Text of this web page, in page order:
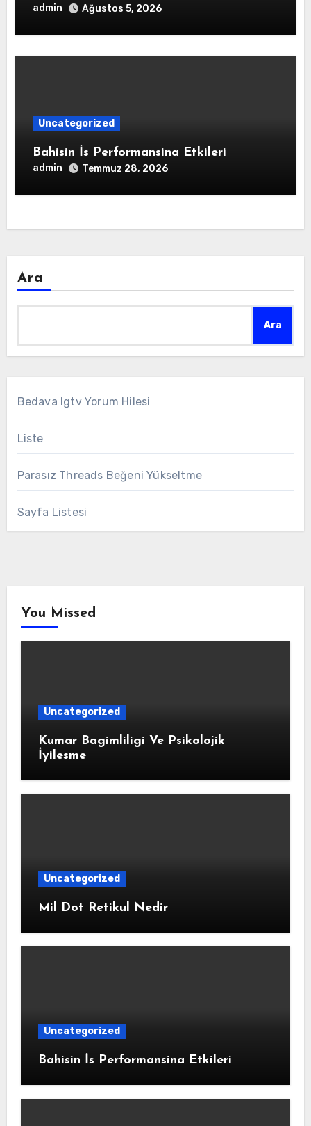
admin Ağustos 5, 2026
Uncategorized
Bahisin İs Performansina Etkileri
admin Temmuz 28, 2026
Ara
Ara
Bedava Igtv Yorum Hilesi
Liste
Parasız Threads Beğeni Yükseltme
Sayfa Listesi
You Missed
Uncategorized
Kumar Bagimliligi Ve Psikolojik
İyilesme
Uncategorized
Mil Dot Retikul Nedir
Uncategorized
Bahisin İs Performansina Etkileri